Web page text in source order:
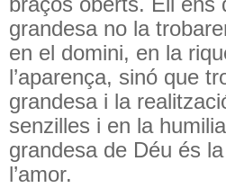
grandesa no la
en el domini, en la
l’aparença, sinó que
grandesa i la
senzilles i en la
grandesa de Déu és
l’amor.